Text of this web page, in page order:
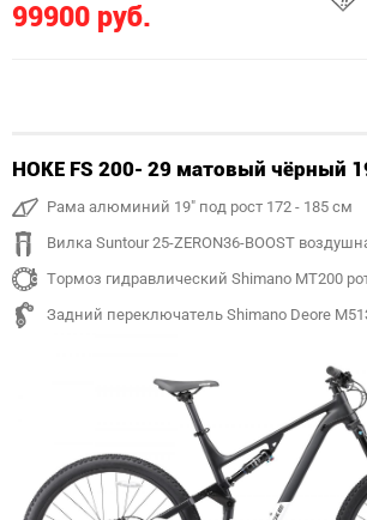
99900 руб.
HOKE FS 200- 29 матовый чёрный
Рама алюминий 19" под рост 172 - 185 см
Вилка Suntour 25-ZERON36-BOOST
Задний переключатель Shimano Deore